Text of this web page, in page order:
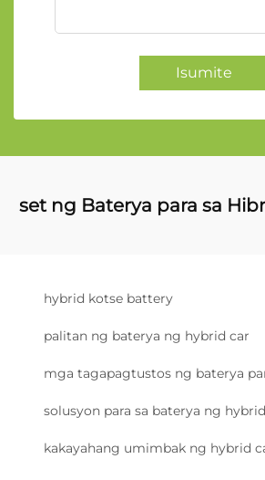
Isumite
set ng Baterya para sa
hybrid kotse battery
palitan ng baterya ng hybrid car
mga tagapagtustos ng baterya
solusyon para sa baterya ng
kakayahang umimbak ng hybrid